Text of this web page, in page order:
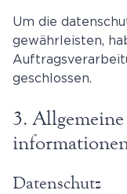
Um die
gewährleisten,
geschlossen.
3.
Datenschutz